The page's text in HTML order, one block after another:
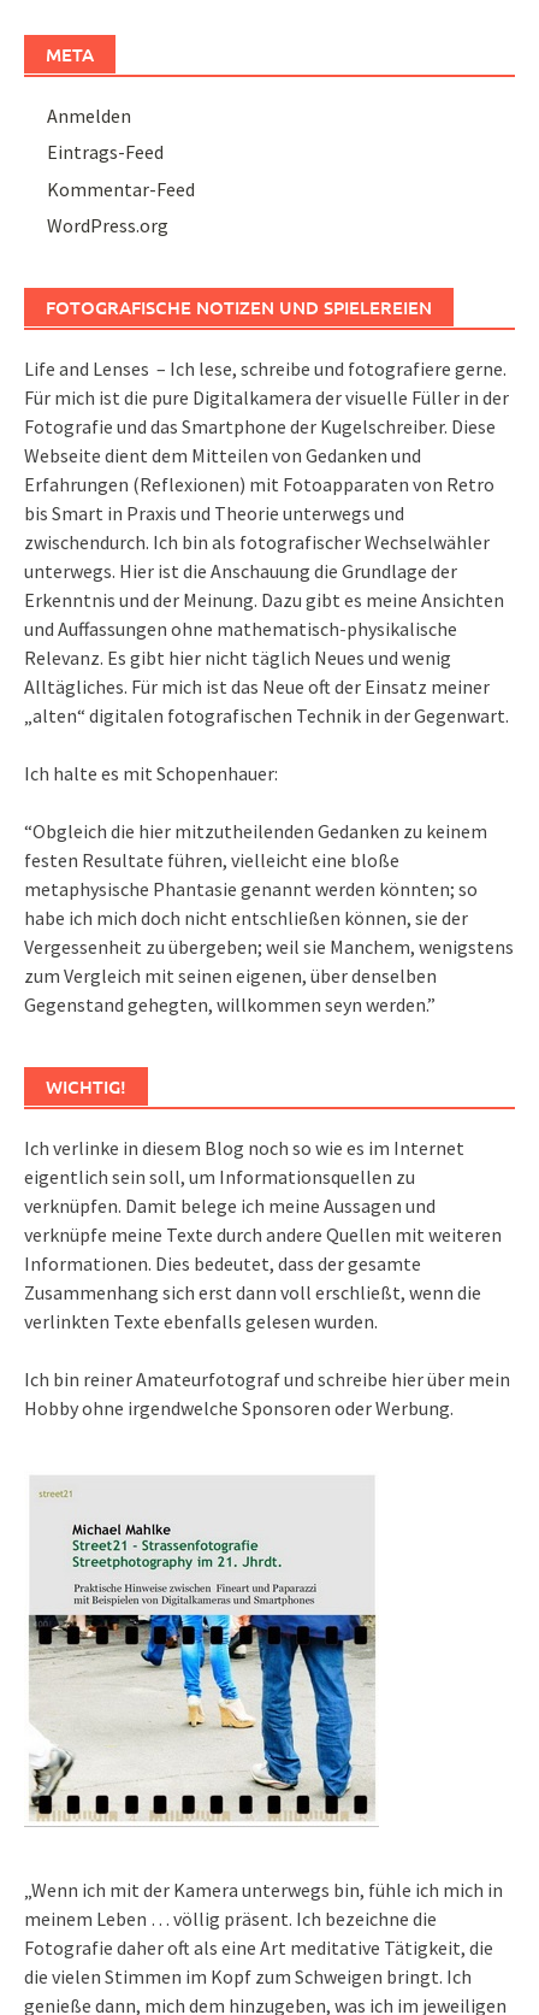
META
Anmelden
Eintrags-Feed
Kommentar-Feed
WordPress.org
FOTOGRAFISCHE NOTIZEN UND SPIELEREIEN
Life and Lenses – Ich lese, schreibe und fotografiere gerne.
Für mich ist die pure Digitalkamera der visuelle Füller in der
Fotografie und das Smartphone der Kugelschreiber. Diese
Webseite dient dem Mitteilen von Gedanken und
Erfahrungen (Reflexionen) mit Fotoapparaten von Retro
bis Smart in Praxis und Theorie unterwegs und
zwischendurch. Ich bin als fotografischer Wechselwähler
unterwegs. Hier ist die Anschauung die Grundlage der
Erkenntnis und der Meinung. Dazu gibt es meine Ansichten
und Auffassungen ohne mathematisch-physikalische
Relevanz. Es gibt hier nicht täglich Neues und wenig
Alltägliches. Für mich ist das Neue oft der Einsatz meiner
„alten“ digitalen fotografischen Technik in der Gegenwart.
Ich halte es mit Schopenhauer:
“Obgleich die hier mitzutheilenden Gedanken zu keinem
festen Resultate führen, vielleicht eine bloße
metaphysische Phantasie genannt werden könnten; so
habe ich mich doch nicht entschließen können, sie der
Vergessenheit zu übergeben; weil sie Manchem, wenigstens
zum Vergleich mit seinen eigenen, über denselben
Gegenstand gehegten, willkommen seyn werden.”
WICHTIG!
Ich verlinke in diesem Blog noch so wie es im Internet
eigentlich sein soll, um Informationsquellen zu
verknüpfen. Damit belege ich meine Aussagen und
verknüpfe meine Texte durch andere Quellen mit weiteren
Informationen. Dies bedeutet, dass der gesamte
Zusammenhang sich erst dann voll erschließt, wenn die
verlinkten Texte ebenfalls gelesen wurden.
Ich bin reiner Amateurfotograf und schreibe hier über mein
Hobby ohne irgendwelche Sponsoren oder Werbung.
„Wenn ich mit der Kamera unterwegs bin, fühle ich mich in
meinem Leben … völlig präsent. Ich bezeichne die
Fotografie daher oft als eine Art meditative Tätigkeit, die
die vielen Stimmen im Kopf zum Schweigen bringt. Ich
genieße dann, mich dem hinzugeben, was ich im jeweiligen